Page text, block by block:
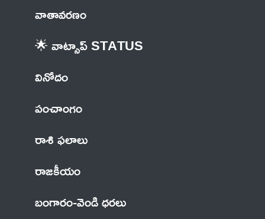
వాతావరణం
🌟 వాట్సాప్ STATUS
వినోదం
పంచాంగం
రాశి ఫలాలు
రాజకీయం
బంగారం-వెండి ధరలు